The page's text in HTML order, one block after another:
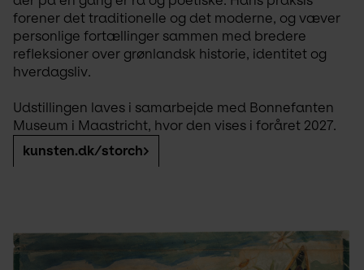
forener det traditionelle og det moderne, og væver
personlige fortællinger sammen med bredere
refleksioner over grønlandsk historie, identitet og
hverdagsliv.
Udstillingen laves i samarbejde med Bonnefanten
Museum i Maastricht, hvor den vises i foråret 2027.
kunsten.dk/storch